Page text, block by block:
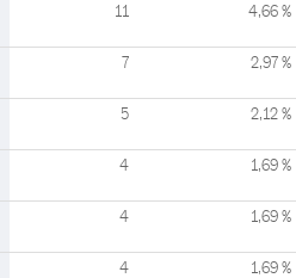
11 4,66 %
7 2,97 %
5 2,12 %
4 1,69 %
4 1,69 %
4 1,69 %